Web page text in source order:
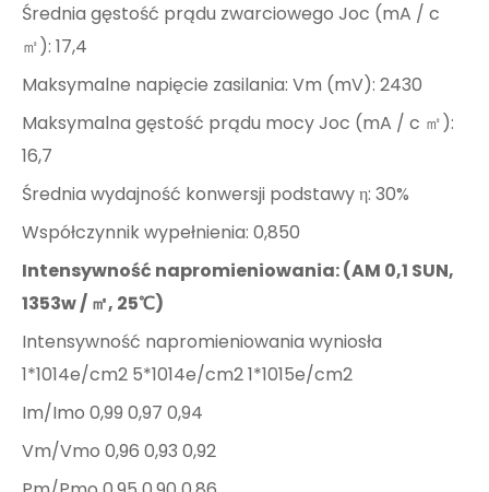
Średnia gęstość prądu zwarciowego Joc (mA / c
㎡): 17,4
Maksymalne napięcie zasilania: Vm (mV): 2430
Maksymalna gęstość prądu mocy Joc (mA / c ㎡):
16,7
Średnia wydajność konwersji podstawy η: 30%
Współczynnik wypełnienia: 0,850
Intensywność napromieniowania: (AM 0,1 SUN,
1353w / ㎡, 25℃)
Intensywność napromieniowania wyniosła
1*1014e/cm2 5*1014e/cm2 1*1015e/cm2
Im/Imo 0,99 0,97 0,94
Vm/Vmo 0,96 0,93 0,92